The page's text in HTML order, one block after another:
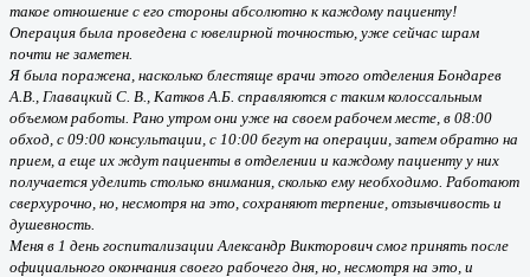
такое отношение с его стороны абсолютно к каждому пациенту!
Операция была проведена с ювелирной точностью, уже сейчас шрам
почти не заметен.
Я была поражена, насколько блестяще врачи этого отделения Бондарев
А.В., Главацкий С. В., Катков А.Б. справляются с таким колоссальным
объемом работы. Рано утром они уже на своем рабочем месте, в 08:00
обход, с 09:00 консультации, с 10:00 бегут на операции, затем обратно на
прием, а еще их ждут пациенты в отделении и каждому пациенту у них
получается уделить столько внимания, сколько ему необходимо. Работают
сверхурочно, но, несмотря на это, сохраняют терпение, отзывчивость и
душевность.
Меня в 1 день госпитализации Александр Викторович смог принять после
официального окончания своего рабочего дня, но, несмотря на это, и